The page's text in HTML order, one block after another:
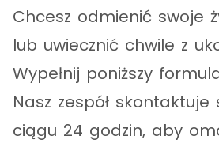
Chcesz odmienić swoje
lub uwiecznić chwile z
Wypełnij poniższy
Nasz zespół skontaktuje
ciągu 24 godzin, aby